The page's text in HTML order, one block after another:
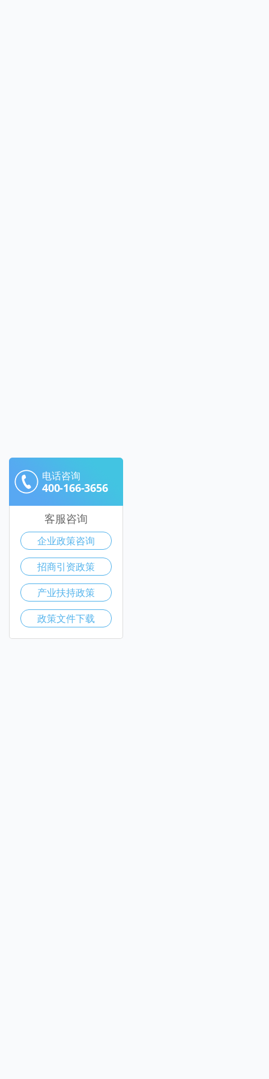
电话咨询
400-166-3656
客服咨询
企业政策咨询
招商引资政策
产业扶持政策
政策文件下载